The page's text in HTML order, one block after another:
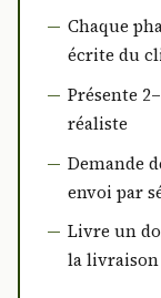
Chaque
écrite du
Présente
réaliste
Demande
envoi par
Livre un
la livraison